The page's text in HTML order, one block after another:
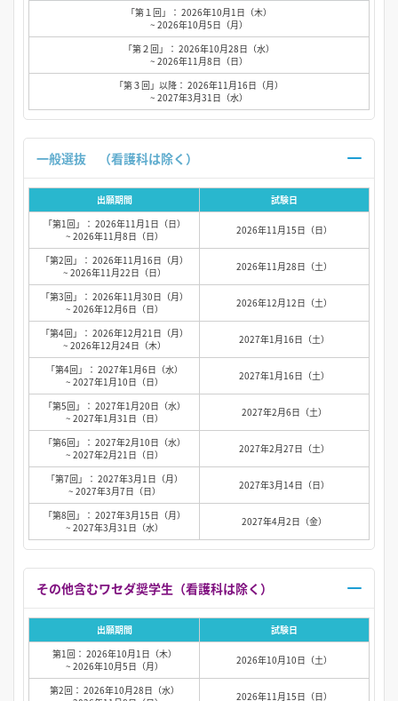
「第１回」： 2026年10月1日（木）
~ 2026年10月5日（月）
「第２回」： 2026年10月28日（水）
~ 2026年11月8日（日）
「第３回」以降： 2026年11月16日（月）
~ 2027年3月31日（水）
出願期間
試験日
「第1回」： 2026年11月1日（日）
~ 2026年11月8日（日）
2026年11月15日（日）
「第2回」： 2026年11月16日（月）
~ 2026年11月22日（日）
2026年11月28日（土）
「第3回」： 2026年11月30日（月）
~ 2026年12月6日（日）
2026年12月12日（土）
「第4回」： 2026年12月21日（月）
~ 2026年12月24日（木）
2027年1月16日（土）
「第4回」： 2027年1月6日（水）
~ 2027年1月10日（日）
2027年1月16日（土）
「第5回」： 2027年1月20日（水）
~ 2027年1月31日（日）
2027年2月6日（土）
「第6回」： 2027年2月10日（水）
~ 2027年2月21日（日）
2027年2月27日（土）
「第7回」： 2027年3月1日（月）
~ 2027年3月7日（日）
2027年3月14日（日）
「第8回」： 2027年3月15日（月）
~ 2027年3月31日（水）
2027年4月2日（金）
出願期間
試験日
第1回： 2026年10月1日（木）
~ 2026年10月5日（月）
2026年10月10日（土）
第2回： 2026年10月28日（水）
2026年11月15日（日）